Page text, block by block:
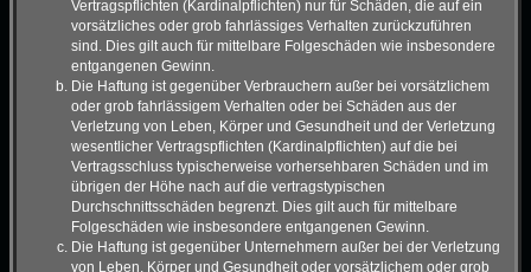
Vertragspflichten (Kardinalpflichten) nur für Schäden, die auf ein
vorsätzliches oder grob fahrlässiges Verhalten zurückzuführen
sind. Dies gilt auch für mittelbare Folgeschäden wie insbesondere
entgangenen Gewinn.
Die Haftung ist gegenüber Verbrauchern außer bei vorsätzlichem
oder grob fahrlässigem Verhalten oder bei Schäden aus der
Verletzung von Leben, Körper und Gesundheit und der Verletzung
wesentlicher Vertragspflichten (Kardinalpflichten) auf die bei
Vertragsschluss typischerweise vorhersehbaren Schäden und im
übrigen der Höhe nach auf die vertragstypischen
Durchschnittsschäden begrenzt. Dies gilt auch für mittelbare
Folgeschäden wie insbesondere entgangenen Gewinn.
Die Haftung ist gegenüber Unternehmern außer bei der Verletzung
von Leben, Körper und Gesundheit oder vorsätzlichem oder grob